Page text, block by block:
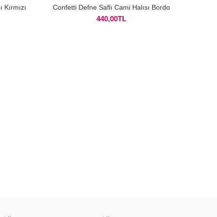
Confetti Defne Saflı Cami Halısı Bordo
440,00TL